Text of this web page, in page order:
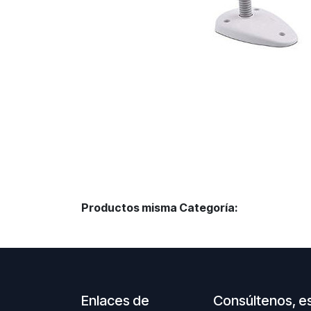
Productos misma Categoría:
Enlaces de
Consúltenos,